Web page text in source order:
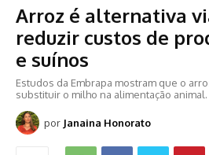
Arroz é alternativa
reduzir custos de
e suínos
Estudos da Embrapa mostram que o
substituir o milho na alimentação animal.
por Janaina Honorato